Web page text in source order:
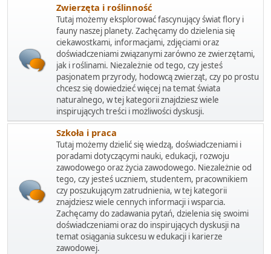
Zwierzęta i roślinność
Tutaj możemy eksplorować fascynujący świat flory i
fauny naszej planety. Zachęcamy do dzielenia się
ciekawostkami, informacjami, zdjęciami oraz
doświadczeniami związanymi zarówno ze zwierzętami,
jak i roślinami. Niezależnie od tego, czy jesteś
pasjonatem przyrody, hodowcą zwierząt, czy po prostu
chcesz się dowiedzieć więcej na temat świata
naturalnego, w tej kategorii znajdziesz wiele
inspirujących treści i możliwości dyskusji.
Szkoła i praca
Tutaj możemy dzielić się wiedzą, doświadczeniami i
poradami dotyczącymi nauki, edukacji, rozwoju
zawodowego oraz życia zawodowego. Niezależnie od
tego, czy jesteś uczniem, studentem, pracownikiem
czy poszukującym zatrudnienia, w tej kategorii
znajdziesz wiele cennych informacji i wsparcia.
Zachęcamy do zadawania pytań, dzielenia się swoimi
doświadczeniami oraz do inspirujących dyskusji na
temat osiągania sukcesu w edukacji i karierze
zawodowej.